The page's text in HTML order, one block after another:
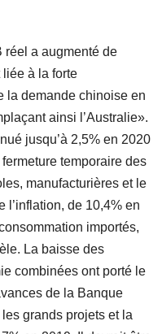
réel a augmenté de
à la forte
la demande chinoise en
ainsi l’Australie».
jusqu’à 2,5% en 2020
temporaire des
manufacturières et le
l’inflation, de 10,4% en
importés,
La baisse des
combinées ont porté le
de la Banque
grands projets et la